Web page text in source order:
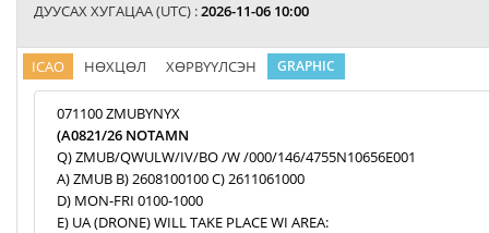
ДУУСАХ ХУГАЦАА (UTC) :2026-11-06 10:00
ICAO НӨХЦӨЛ ХӨРВҮҮЛСЭН GRAPHIC
071100 ZMUBYNYX
(A0821/26 NOTAMN
Q) ZMUB/QWULW/IV/BO /W /000/146/4755N10656E001
A) ZMUB B) 2608100100 C) 2611061000
D) MON-FRI 0100-1000
E) UA (DRONE) WILL TAKE PLACE WI AREA: